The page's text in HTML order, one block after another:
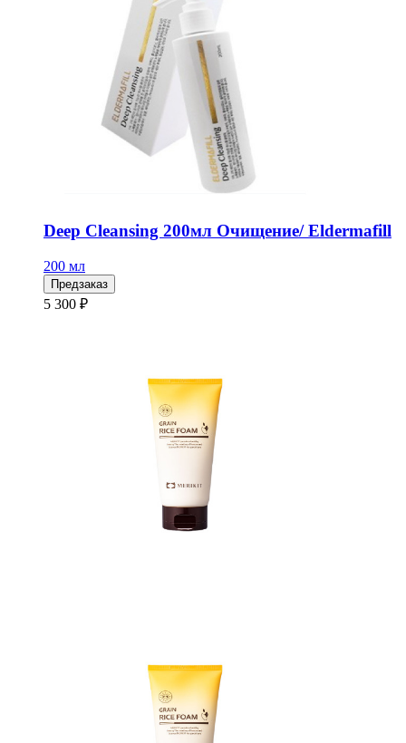
Deep Cleansing 200мл Очищение/ Eldermafill
200 мл
Предзаказ
5 300 ₽